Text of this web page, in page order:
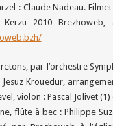
: Claude Nadeau.
2010
par l’orchestre
Krouedur,
violon : Pascal Jolivet
flûte à bec : Philippe